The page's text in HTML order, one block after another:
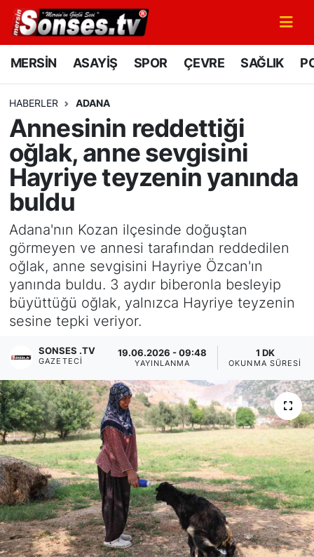
MERSİN ASAYİŞ SPOR ÇEVRE SAĞLIK
HABERLER ADANA
Annesinin reddettiği
oğlak, anne sevgisini
Hayriye teyzenin yanında
buldu
Adana'nın Kozan ilçesinde doğuştan
görmeyen ve annesi tarafından reddedilen
oğlak, anne sevgisini Hayriye Özcan'ın
yanında buldu. 3 aydır biberonla besleyip
büyüttüğü oğlak, yalnızca Hayriye teyzenin
sesine tepki veriyor.
SONSES .TV
GAZETECI
19.06.2026 - 09:48
YAYINLANMA
1 DK
OKUNMA SÜRESI
MERSİN
SPOR
GÜNÜN MANŞETİ
DÜNYA
KÜLTÜR - SANAT
MAGAZİN
SAĞLIK
Haberde insan
Tanıtım
Mersin Nöbetçi Eczaneler
Mersin Namaz Vakitleri
Mersin Trafik Yoğunluk Haritası
Süper Lig Puan Durumu ve Fikstür
Tüm Manşetler
Son Dakika Haberleri
Haber Arşivi